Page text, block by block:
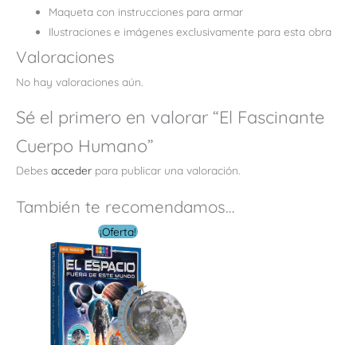
Maqueta con instrucciones para armar
Ilustraciones e imágenes exclusivamente para esta obra
Valoraciones
No hay valoraciones aún.
Sé el primero en valorar “El Fascinante
Cuerpo Humano”
Debes acceder para publicar una valoración.
También te recomendamos…
¡Oferta!
El
precio
original
era:
$ 16.00.